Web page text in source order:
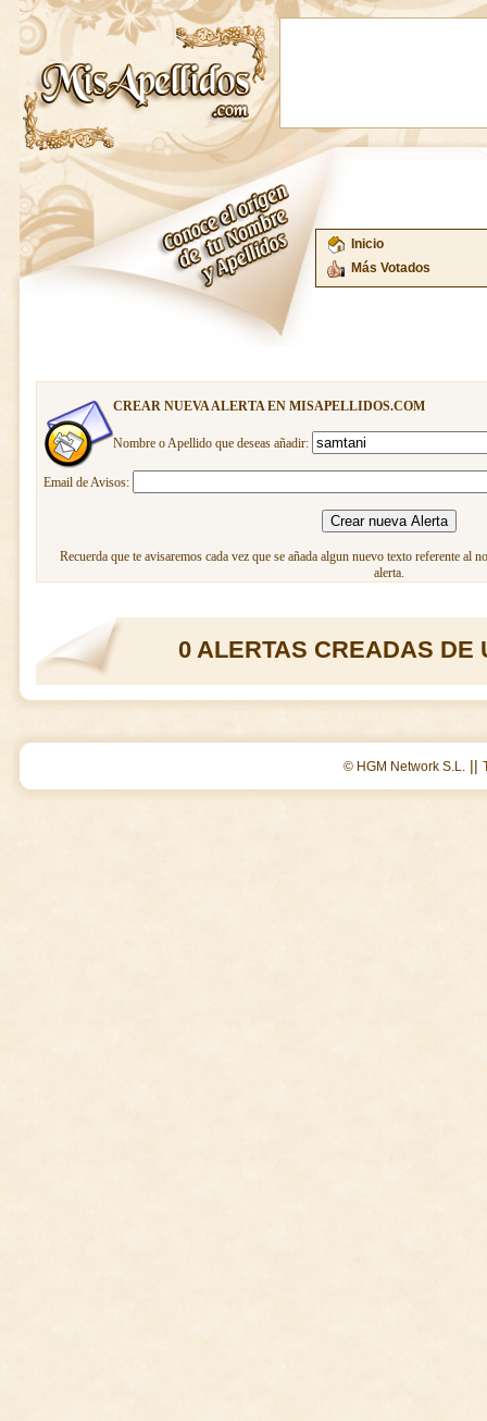
Inicio
Más Votados
CREAR NUEVA ALERTA EN MISAPELLIDOS.COM
Nombre o Apellido que deseas añadir:
Email de Avisos:
Recuerda que te avisaremos cada vez que se añada algun nuevo texto referente al
alerta.
0 ALERTAS CREADAS DE
© HGM Network S.L. ||